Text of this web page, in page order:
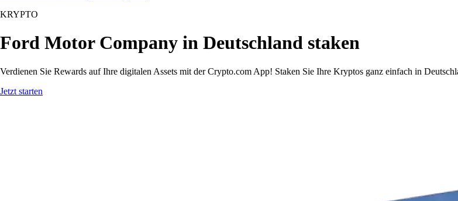
KRYPTO
Ford Motor Company in Deutschland staken
Verdienen Sie Rewards auf Ihre digitalen Assets mit der Crypto.com App! Staken Sie Ihre Kryptos ganz einfach in
Jetzt starten